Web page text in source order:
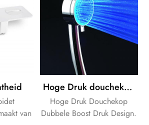
van
Hoge Druk douchekop Dubbele Boost Druk Design voor Lage Waterdruk
Hoge Druk Douchekop
Dubbele Boost Druk Design.